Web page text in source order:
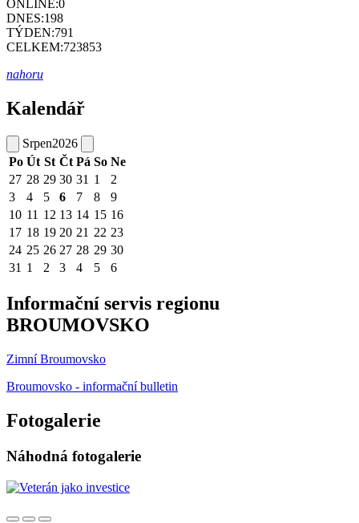
ONLINE:0
DNES:198
TÝDEN:791
CELKEM:723853
nahoru
Kalendář
Srpen2026
Po Út St Čt Pá So Ne
27 28 29 30 31 1
2
3
4 5 6 7 8
9
10 11 12 13 14 15 16
17 18 19 20 21 22 23
24 25 26 27 28 29 30
31 1 2 3 4 5 6
Informační servis regionu
BROUMOVSKO
Zimní Broumovsko
Broumovsko - informační bulletin
Fotogalerie
Náhodná fotogalerie